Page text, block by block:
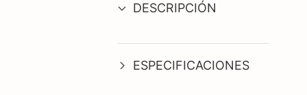
DESCRIPCIÓN
ESPECIFICACIONES